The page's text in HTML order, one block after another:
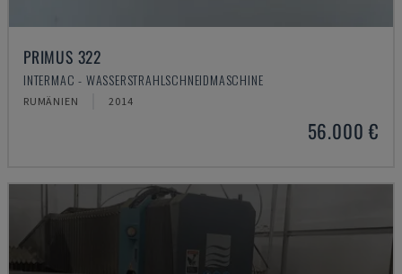
PRIMUS 322
INTERMAC - WASSERSTRAHLSCHNEIDMASCHINE
RUMÄNIEN 2014
56.000 €